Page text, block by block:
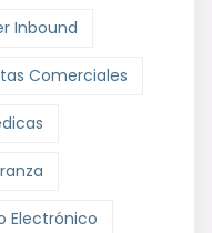
Inbound
Comerciales
Electrónico